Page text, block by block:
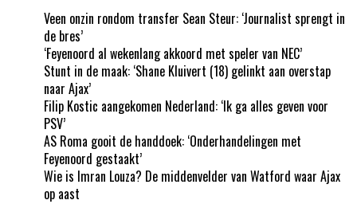
Veen onzin rondom transfer Sean Steur: ‘Journalist sprengt in
de bres’
‘Feyenoord al wekenlang akkoord met speler van NEC’
Stunt in de maak: ‘Shane Kluivert (18) gelinkt aan overstap
naar Ajax’
Filip Kostic aangekomen Nederland: ‘Ik ga alles geven voor
PSV’
AS Roma gooit de handdoek: ‘Onderhandelingen met
Feyenoord gestaakt’
Wie is Imran Louza? De middenvelder van Watford waar Ajax
op aast